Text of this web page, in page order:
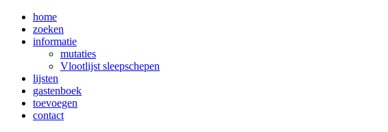
home
zoeken
informatie
mutaties
Vlootlijst sleepschepen
lijsten
gastenboek
toevoegen
contact